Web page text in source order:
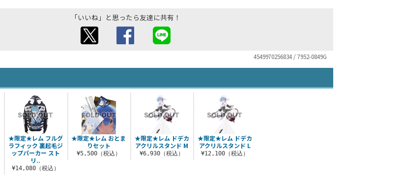
「いいね」と思ったら友達に共有！
4549970256834 / 7952-0849G
★限定★レム おとま
りセット
¥5,500（税込）
★限定★レム ドデカ
アクリルスタンド M
¥6,930（税込）
★限定★レム ドデカ
アクリルスタンド L
¥12,100（税込）
★限定★レム フルグ
ラフィック 裏起毛ジ
ップパーカー スト
リ..
¥14,080（税込）